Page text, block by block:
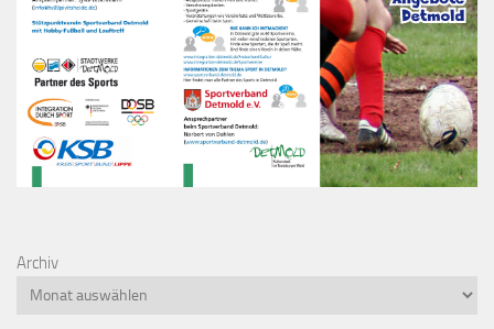
Archiv